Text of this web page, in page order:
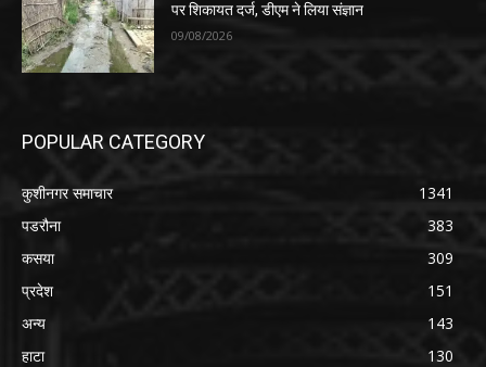
पर शिकायत दर्ज, डीएम ने लिया संज्ञान
09/08/2026
POPULAR CATEGORY
कुशीनगर समाचार
1341
पडरौना
383
कसया
309
प्रदेश
151
अन्य
143
हाटा
130